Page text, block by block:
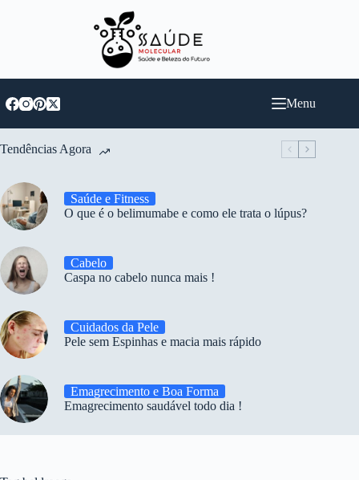
Menu
Tendências Agora
Saúde e Fitness
O que é o belimumabe e como ele trata o lúpus?
Cabelo
Caspa no cabelo nunca mais !
Cuidados da Pele
Pele sem Espinhas e macia mais rápido
Emagrecimento e Boa Forma
Emagrecimento saudável todo dia !